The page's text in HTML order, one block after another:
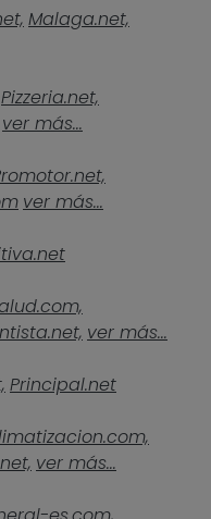
Malaga.net,
Pizzeria.net,
ver más...
ver más...
ver más...
Principal.net
ver más...